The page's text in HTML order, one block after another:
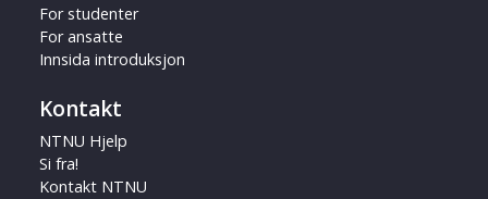
For studenter
For ansatte
Innsida introduksjon
Kontakt
NTNU Hjelp
Si fra!
Kontakt NTNU